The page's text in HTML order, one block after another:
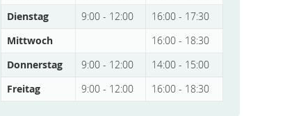
Dienstag
9:00 - 12:00
16:00 - 17:30
Mittwoch
16:00 - 18:30
Donnerstag
9:00 - 12:00
14:00 - 15:00
Freitag
9:00 - 12:00 16:00 - 18:30